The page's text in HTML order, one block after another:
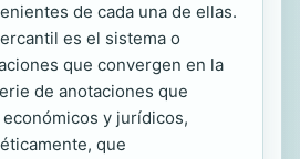
de cada una de ellas.
es el sistema o
que convergen en la
de anotaciones que
y jurídicos,
que